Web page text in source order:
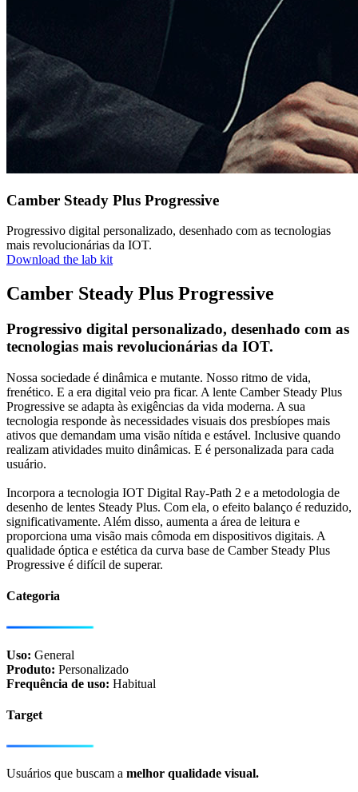
Camber Steady Plus Progressive
Progressivo digital personalizado, desenhado com as tecnologias
mais revolucionárias da IOT.
Download the lab kit
Camber Steady Plus Progressive
Progressivo digital personalizado, desenhado com as
tecnologias mais revolucionárias da IOT.
Nossa sociedade é dinâmica e mutante. Nosso ritmo de vida,
frenético. E a era digital veio pra ficar. A lente Camber Steady Plus
Progressive se adapta às exigências da vida moderna. A sua
tecnologia responde às necessidades visuais dos presbíopes mais
ativos que demandam uma visão nítida e estável. Inclusive quando
realizam atividades muito dinâmicas. E é personalizada para cada
usuário.
Incorpora a tecnologia IOT Digital Ray-Path 2 e a metodologia de
desenho de lentes Steady Plus. Com ela, o efeito balanço é reduzido,
significativamente. Além disso, aumenta a área de leitura e
proporciona uma visão mais cômoda em dispositivos digitais. A
qualidade óptica e estética da curva base de Camber Steady Plus
Progressive é difícil de superar.
Categoria
Uso: General
Produto: Personalizado
Frequência de uso: Habitual
Target
Usuários que buscam a melhor qualidade visual.